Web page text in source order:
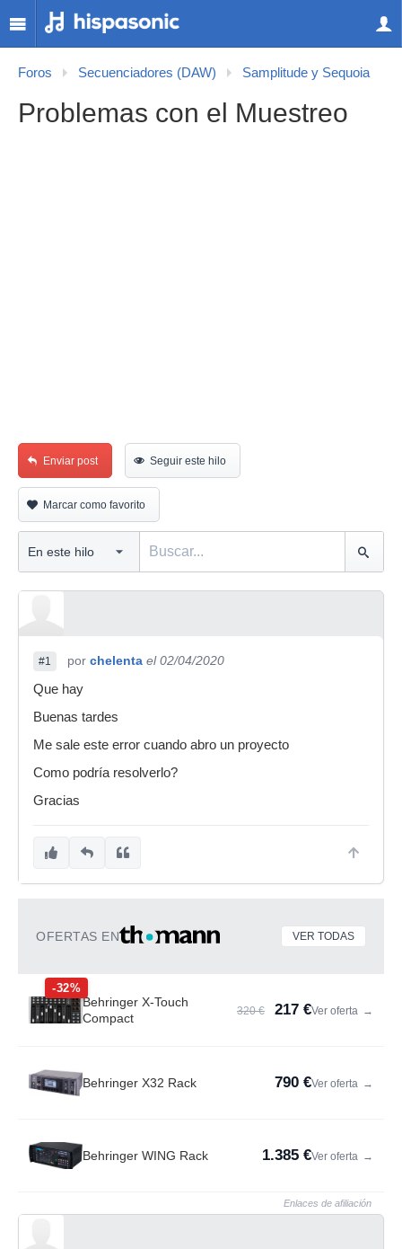
Foros Secuenciadores (DAW) Samplitude y Sequoia
Problemas con el Muestreo
Enviar post Seguir este hilo
Marcar como favorito
#1 por chelenta el 02/04/2020
Que hay
Buenas tardes
Me sale este error cuando abro un proyecto
Como podría resolverlo?
Gracias
OFERTAS EN VER TODAS
-32%
Behringer X-Touch
Compact
320 € 217 €Ver oferta →
Behringer X32 Rack 790 €Ver oferta →
Behringer WING Rack 1.385 €Ver oferta →
Enlaces de afiliación